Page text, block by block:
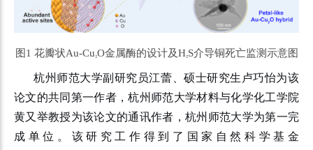
图1 花瓣状Au-Cu₂O金属酶的设计及H₂S介导铜死亡监测示意图
杭州师范大学副研究员江蕾、硕士研究生卢巧怡为该
论文的共同第一作者，杭州师范大学材料与化学化工学院
黄又举教授为该论文的通讯作者，杭州师范大学为第一完
成单位。该研究工作得到了国家自然科学基金